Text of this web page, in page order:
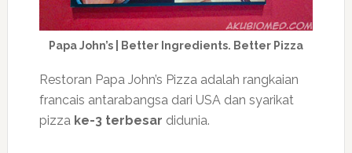
Papa John’s | Better Ingredients. Better Pizza
Restoran Papa John’s Pizza adalah rangkaian
francais antarabangsa dari USA dan syarikat
pizza ke-3 terbesar didunia.